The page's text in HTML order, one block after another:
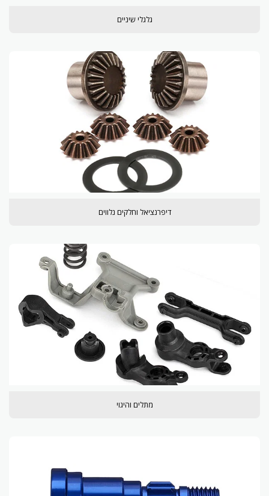
גלגלי שיניים
דיפרנציאל וחלקים נלווים
מתלים והיגוי